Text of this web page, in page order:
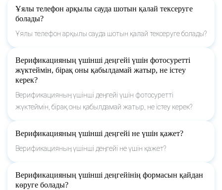
Ұялы телефон арқылы сауда шотын қалай тексеруге
болады?
Ұялы телефон арқылы сауда шотын қалай тексеруге болады?
Верификацияның үшінші деңгейі үшін фотосуретті
жүктеймін, бірақ оны қабылдамай жатыр, не істеу
керек?
Верификацияның үшінші деңгейі үшін фотосуретті
жүктеймін, бірақ оны қабылдамай жатыр, не істеу керек?
Верификацияның үшінші деңгейі не үшін қажет?
Верификацияның үшінші деңгейі не үшін қажет?
Верификацияның үшінші деңгейінің формасын қайдан
көруге болады?